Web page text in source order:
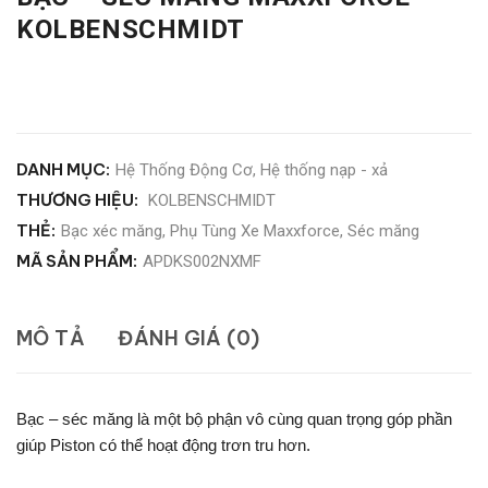
KOLBENSCHMIDT
DANH MỤC: Hệ Thống Động Cơ, Hệ thống nạp - xả
THƯƠNG HIỆU: KOLBENSCHMIDT
THẺ: Bạc xéc măng, Phụ Tùng Xe Maxxforce, Séc măng
MÃ SẢN PHẨM: APDKS002NXMF
MÔ TẢ ĐÁNH GIÁ (0)
Bạc – séc măng là một bộ phận vô cùng quan trọng góp phần
giúp Piston có thể hoạt động trơn tru hơn.